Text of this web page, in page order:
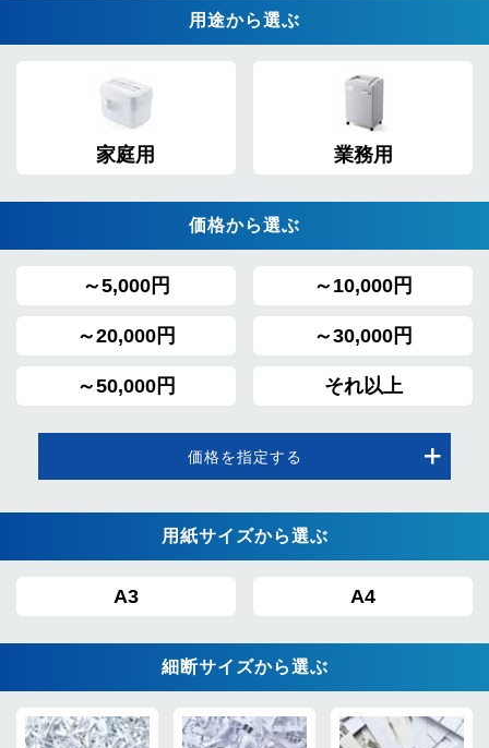
用途から選ぶ
家庭用 業務用
価格から選ぶ
～5,000円 ～10,000円
～20,000円 ～30,000円
～50,000円 それ以上
価格を指定する
用紙サイズから選ぶ
A3 A4
細断サイズから選ぶ